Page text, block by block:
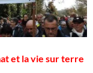
et la vie sur terre